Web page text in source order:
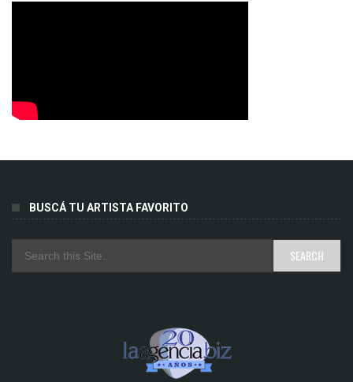
BUSCÁ TU ARTISTA FAVORITO